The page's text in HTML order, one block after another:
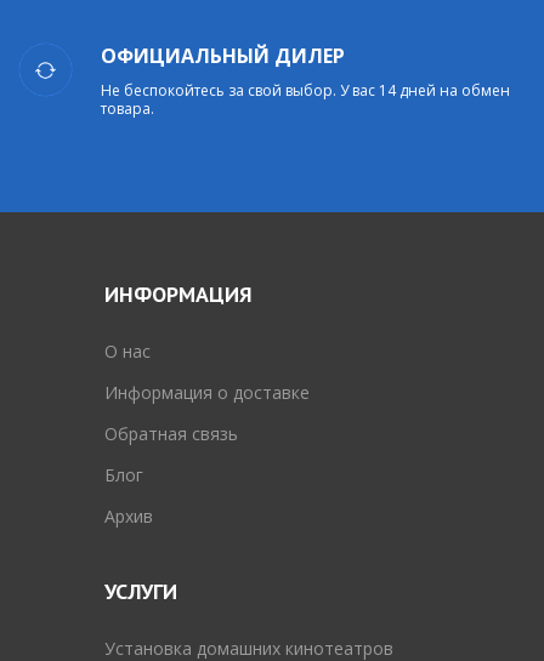
ОФИЦИАЛЬНЫЙ ДИЛЕР
Не беспокойтесь за свой выбор. У вас 14 дней на обмен
товара.
ИНФОРМАЦИЯ
O нас
Информация о доставке
Обратная связь
Блог
Архив
УСЛУГИ
Установка домашних кинотеатров